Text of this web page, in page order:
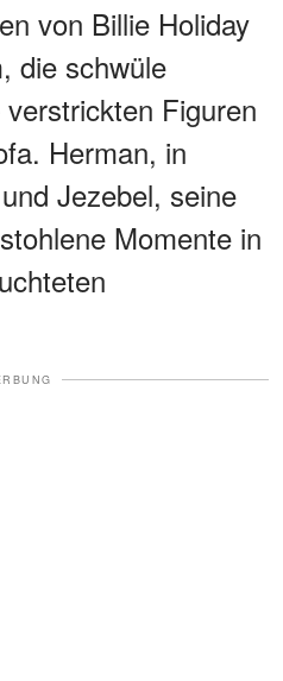
von Billie Holiday
die schwüle
Figuren
Herman, in
Jezebel, seine
Momente in